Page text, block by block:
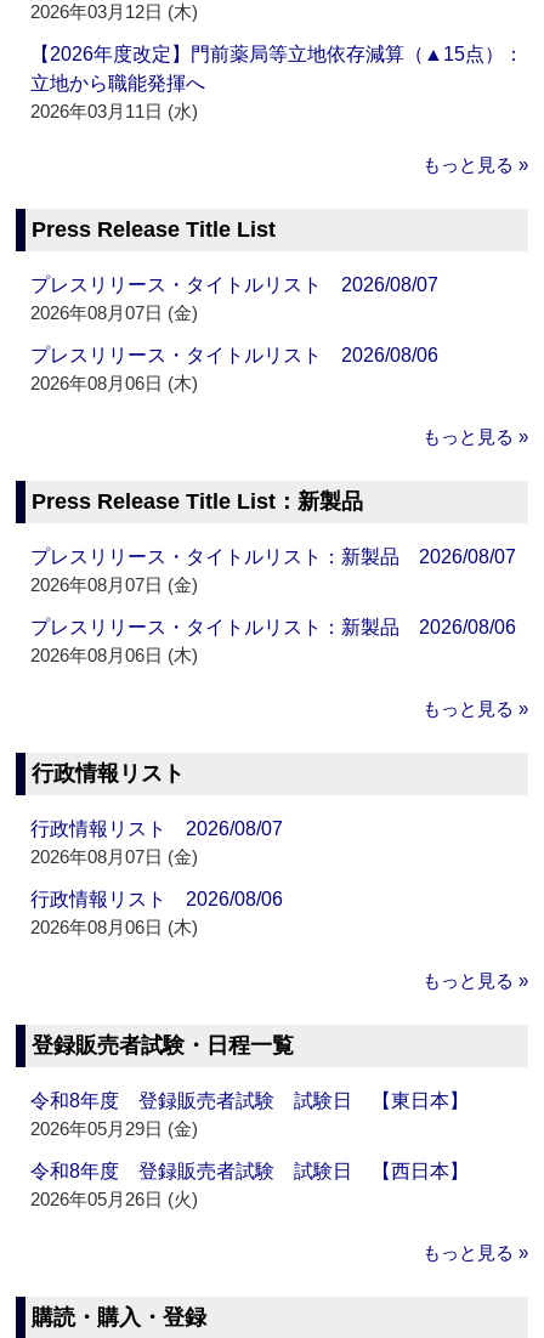
2026年03月12日 (木)
【2026年度改定】門前薬局等立地依存減算（▲15点）：
立地から職能発揮へ
2026年03月11日 (水)
もっと見る »
Press Release Title List
プレスリリース・タイトルリスト 2026/08/07
2026年08月07日 (金)
プレスリリース・タイトルリスト 2026/08/06
2026年08月06日 (木)
もっと見る »
Press Release Title List：新製品
プレスリリース・タイトルリスト：新製品 2026/08/07
2026年08月07日 (金)
プレスリリース・タイトルリスト：新製品 2026/08/06
2026年08月06日 (木)
もっと見る »
行政情報リスト
行政情報リスト 2026/08/07
2026年08月07日 (金)
行政情報リスト 2026/08/06
2026年08月06日 (木)
もっと見る »
登録販売者試験・日程一覧
令和8年度 登録販売者試験 試験日 【東日本】
2026年05月29日 (金)
令和8年度 登録販売者試験 試験日 【西日本】
2026年05月26日 (火)
もっと見る »
購読・購入・登録